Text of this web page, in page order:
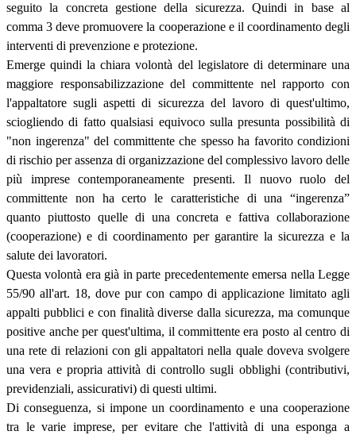
seguito la concreta gestione della sicurezza. Quindi in base al
comma 3 deve promuovere la cooperazione e il coordinamento degli
interventi di prevenzione e protezione.
Emerge quindi la chiara volontà del legislatore di determinare una
maggiore responsabilizzazione del committente nel rapporto con
l'appaltatore sugli aspetti di sicurezza del lavoro di quest'ultimo,
sciogliendo di fatto qualsiasi equivoco sulla presunta possibilità di
"non ingerenza" del committente che spesso ha favorito condizioni
di rischio per assenza di organizzazione del complessivo lavoro delle
più imprese contemporaneamente presenti. Il nuovo ruolo del
committente non ha certo le caratteristiche di una “ingerenza”
quanto piuttosto quelle di una concreta e fattiva collaborazione
(cooperazione) e di coordinamento per garantire la sicurezza e la
salute dei lavoratori.
Questa volontà era già in parte precedentemente emersa nella Legge
55/90 all'art. 18, dove pur con campo di applicazione limitato agli
appalti pubblici e con finalità diverse dalla sicurezza, ma comunque
positive anche per quest'ultima, il committente era posto al centro di
una rete di relazioni con gli appaltatori nella quale doveva svolgere
una vera e propria attività di controllo sugli obblighi (contributivi,
previdenziali, assicurativi) di questi ultimi.
Di conseguenza, si impone un coordinamento e una cooperazione
tra le varie imprese, per evitare che l'attività di una esponga a